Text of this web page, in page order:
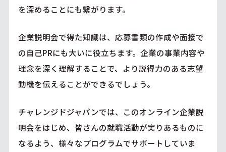
を深めることにも繋がります。
企業説明会で得た知識は、応募書類の作成や面接で
の自己PRにも大いに役立ちます。企業の事業内容や
理念を深く理解することで、より説得力のある志望
動機を伝えることができるでしょう。
チャレンジドジャパンでは、このオンライン企業説
明会をはじめ、皆さんの就職活動が実りあるものに
なるよう、様々なプログラムでサポートしていま